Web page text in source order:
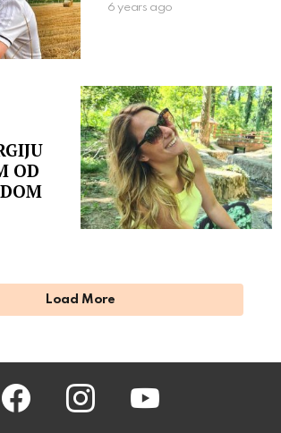
6 years ago
OD
Load More
facebook instagram youtube